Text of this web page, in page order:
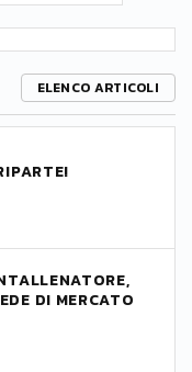
ELENCO ARTICOLI
DI MERCATO